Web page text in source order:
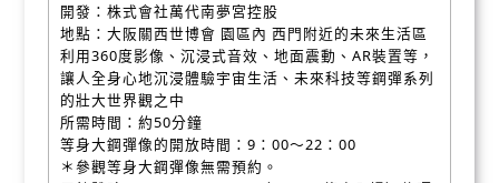
開發：株式會社萬代南夢宮控股
地點：大阪關西世博會 園區內 西門附近的未來生活區
利用360度影像、沉浸式音效、地面震動、AR裝置等，
讓人全身心地沉浸體驗宇宙生活、未來科技等鋼彈系列
的壯大世界觀之中
所需時間：約50分鐘
等身大鋼彈像的開放時間：9：00～22：00
＊參觀等身大鋼彈像無需預約。